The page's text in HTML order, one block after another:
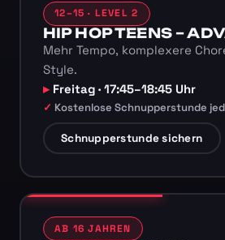
12–15 · LEVEL 2
HIP HOP TEENS –
Mehr Tempo, komplexere
Style.
Freitag · 17:45–18:45 Uhr
Kostenlose Schnupperstunde
Schnupperstunde sichern
AB 16 JAHREN